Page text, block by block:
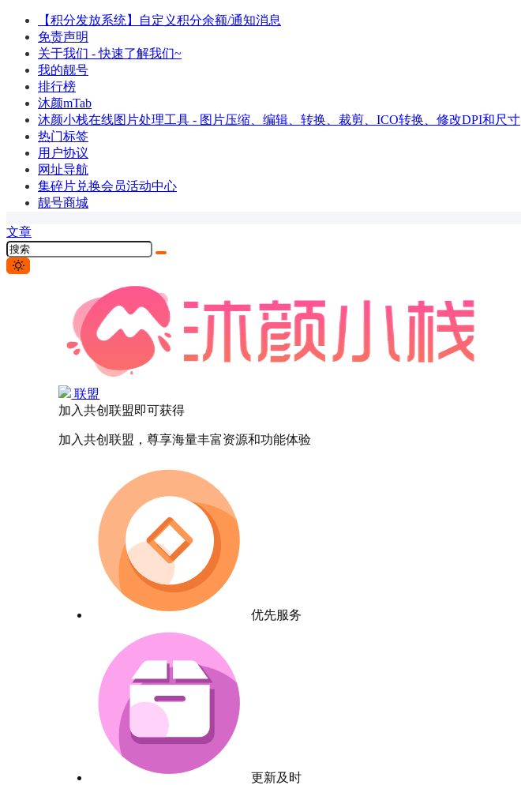
【积分发放系统】自定义积分余额/通知消息
免责声明
关于我们 - 快速了解我们~
我的靓号
排行榜
沐颜mTab
沐颜小栈在线图片处理工具 - 图片压缩、编辑、转换、裁剪、ICO转换、修改DPI和尺寸
热门标签
用户协议
网址导航
集碎片兑换会员活动中心
靓号商城
文章
联盟
加入共创联盟即可获得
加入共创联盟，尊享海量丰富资源和功能体验
优先服务
更新及时